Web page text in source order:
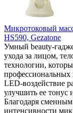
Микротоковый
HS590, Gezatone
Умный beauty-
ухода за лицом,
технологии,
LED-воздействие
улучшить ее тонус
Благодаря
интенсивности